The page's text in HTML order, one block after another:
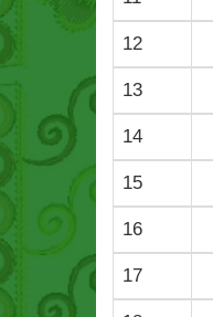
12
13
14
15
16
17